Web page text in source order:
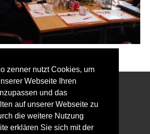
zenner nutzt Cookies, um
Webseite Ihren
und das
auf unserer Webseite zu
die weitere Nutzung
erklären Sie sich mit der
an unserem Newsletter?